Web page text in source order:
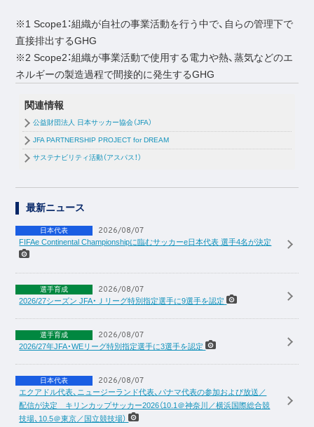
※1 Scope1：組織が自社の事業活動を行う中で、自らの管理下で
直接排出するGHG
※2 Scope2：組織が事業活動で使用する電力や熱、蒸気などのエ
ネルギーの製造過程で間接的に発生するGHG
関連情報
公益財団法人 日本サッカー協会（JFA）
JFA PARTNERSHIP PROJECT for DREAM
サステナビリティ活動（アスパス！）
最新ニュース
日本代表 2026/08/07
FIFAe Continental Championshipに臨むサッカーe日本代表 選手4名が決定
選手育成 2026/08/07
2026/27シーズン JFA・Ｊリーグ特別指定選手に9選手を認定
選手育成 2026/08/07
2026/27年JFA・WEリーグ特別指定選手に3選手を認定
日本代表 2026/08/07
エクアドル代表、ニュージーランド代表、パナマ代表の参加および放送／
配信が決定 キリンカップサッカー2026（10.1＠神奈川／横浜国際総合競
技場、10.5＠東京／国立競技場）